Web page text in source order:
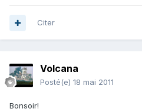
Citer
Volcana
Posté(e) 18 mai 2011
Bonsoir!